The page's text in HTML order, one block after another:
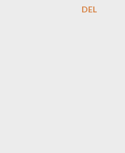
DEL